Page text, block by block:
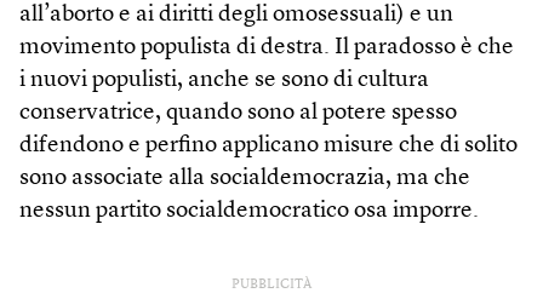
all’aborto e ai diritti degli omosessuali) e un
movimento populista di destra. Il paradosso è che
i nuovi populisti, anche se sono di cultura
conservatrice, quando sono al potere spesso
difendono e perfino applicano misure che di solito
sono associate alla socialdemocrazia, ma che
nessun partito socialdemocratico osa imporre.
PUBBLICITÀ